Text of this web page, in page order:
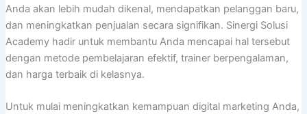
Anda akan lebih mudah dikenal, mendapatkan pelanggan baru,
dan meningkatkan penjualan secara signifikan. Sinergi Solusi
Academy hadir untuk membantu Anda mencapai hal tersebut
dengan metode pembelajaran efektif, trainer berpengalaman,
dan harga terbaik di kelasnya.
Untuk mulai meningkatkan kemampuan digital marketing Anda,